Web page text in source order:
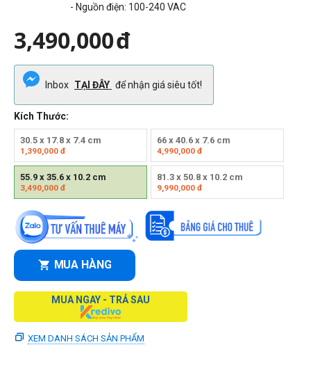
- Nguồn điện: 100-240 VAC
3,490,000đ
Inbox TẠI ĐÂY để nhận giá siêu tốt!
Kích Thước:
30.5 x 17.8 x 7.4 cm
1,390,000 đ
66 x 40.6 x 7.6 cm
4,990,000đ
55.9 x 35.6 x 10.2 cm
3,490,000 đ
81.3 x 50.8 x 10.2 cm
9,990,000đ
MUA HÀNG
MUA NGAY - TRẢ SAU
XEM DANH SÁCH SẢN PHẨM